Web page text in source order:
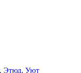
Этюд, Уют